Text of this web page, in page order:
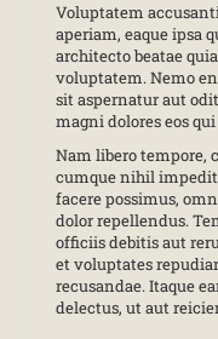
Voluptatem
aperiam, eaque ipsa
architecto beatae
voluptatem. Nemo
sit aspernatur aut
magni dolores eos
Nam libero tempore,
cumque nihil
facere possimus,
dolor repellendus.
officiis debitis aut
et voluptates
recusandae. Itaque
delectus, ut aut